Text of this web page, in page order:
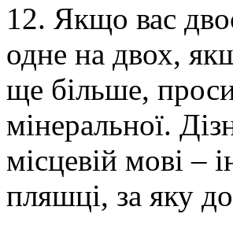
12. Якщо вас
одне на двох,
ще більше,
мінеральної.
місцевій мові –
пляшці, за яку